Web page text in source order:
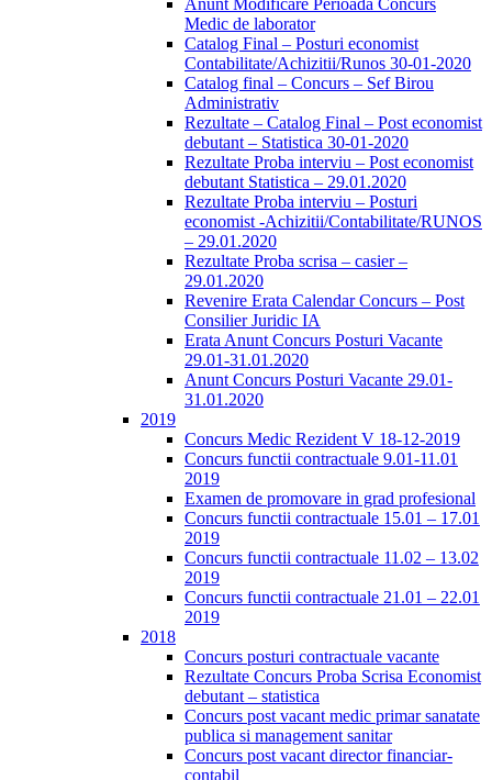
Anunt Modificare Perioada Concurs
Medic de laborator
Catalog Final – Posturi economist
Contabilitate/Achizitii/Runos 30-01-2020
Catalog final – Concurs – Sef Birou
Administrativ
Rezultate – Catalog Final – Post economist
debutant – Statistica 30-01-2020
Rezultate Proba interviu – Post economist
debutant Statistica – 29.01.2020
Rezultate Proba interviu – Posturi
economist -Achizitii/Contabilitate/RUNOS
– 29.01.2020
Rezultate Proba scrisa – casier –
29.01.2020
Revenire Erata Calendar Concurs – Post
Consilier Juridic IA
Erata Anunt Concurs Posturi Vacante
29.01-31.01.2020
Anunt Concurs Posturi Vacante 29.01-
31.01.2020
2019
Concurs Medic Rezident V 18-12-2019
Concurs functii contractuale 9.01-11.01
2019
Examen de promovare in grad profesional
Concurs functii contractuale 15.01 – 17.01
2019
Concurs functii contractuale 11.02 – 13.02
2019
Concurs functii contractuale 21.01 – 22.01
2019
2018
Concurs posturi contractuale vacante
Rezultate Concurs Proba Scrisa Economist
debutant – statistica
Concurs post vacant medic primar sanatate
publica si management sanitar
Concurs post vacant director financiar-
contabil